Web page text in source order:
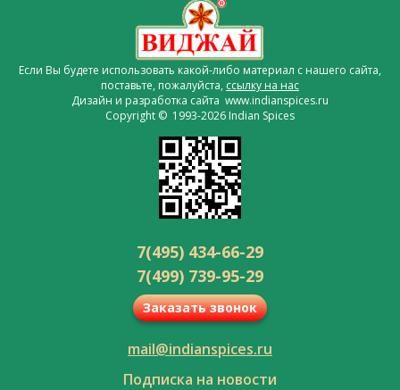
Если Вы будете использовать какой-либо материал с нашего сайта,
поставьте, пожалуйста, ссылку на нас
Дизайн и разработка сайта www.indianspices.ru
Copyright © 1993-2026 Indian Spices
7(495) 434-66-29
7(499) 739-95-29
Заказать звонок
mail@indianspices.ru
Подписка на новости